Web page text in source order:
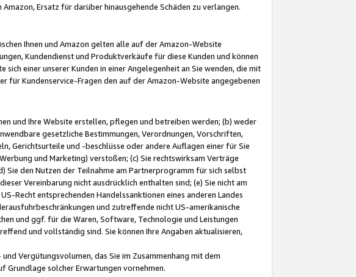
Ersatz für darüber hinausgehende Schäden zu verlangen.
Ihnen und Amazon gelten alle auf der Amazon-Website
Kundendienst und Produktverkäufe für diese Kunden und können
einer unserer Kunden in einer Angelegenheit an Sie wenden, die mit
für Kundenservice-Fragen den auf der Amazon-Website angegebenen
und Ihre Website erstellen, pflegen und betreiben werden; (b) weder
gesetzliche Bestimmungen, Verordnungen, Vorschriften,
Gerichtsurteile und -beschlüsse oder andere Auflagen einer für Sie
und Marketing) verstoßen; (c) Sie rechtswirksam Verträge
Sie den Nutzen der Teilnahme am Partnerprogramm für sich selbst
Vereinbarung nicht ausdrücklich enthalten sind; (e) Sie nicht am
Recht entsprechenden Handelssanktionen eines anderen Landes
und zutreffende nicht US-amerikanische
und ggf. für die Waren, Software, Technologie und Leistungen
und vollständig sind. Sie können Ihre Angaben aktualisieren,
Vergütungsvolumen, das Sie im Zusammenhang mit dem
Grundlage solcher Erwartungen vornehmen.